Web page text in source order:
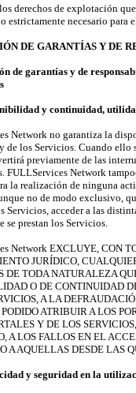
derechos de explotación
estrictamente necesario para
DE GARANTÍAS Y DE
de garantías y de
y continuidad,
Network no garantiza la
de los Servicios. Cuando ello
previamente de las
FULLServices Network
la realización de ninguna
no de modo exclusivo,
Servicios, acceder a las
se prestan los Servicios.
Network EXCLUYE, CON
JURÍDICO,
DE TODA NATURALEZA
O DE CONTINUIDAD
A LA
ATRIBUIR A LOS
Y DE LOS
A LOS FALLOS EN EL
A AQUELLAS DESDE LAS
y seguridad en la